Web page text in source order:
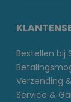
Bestellen bij
Verzending
Service &